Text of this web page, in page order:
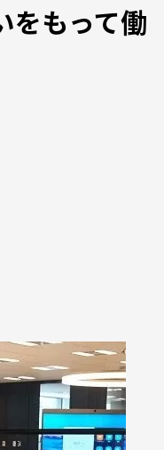
をもって働